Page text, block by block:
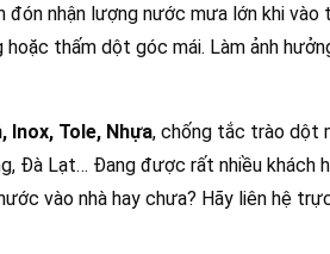
nhận lượng nước mưa lớn khi vào
thấm dột góc mái. Làm ảnh
Inox, Tole, Nhựa, chống tắc trào dột
Đà Lạt… Đang được rất nhiều khách
vào nhà hay chưa? Hãy liên hệ